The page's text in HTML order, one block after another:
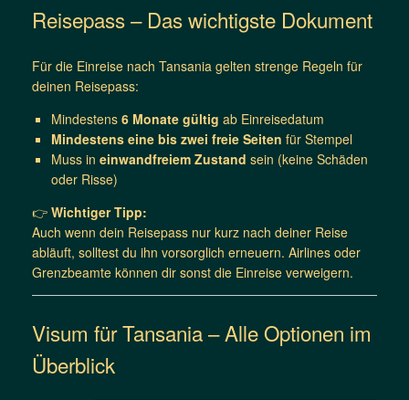
Reisepass – Das wichtigste Dokument
Für die Einreise nach Tansania gelten strenge Regeln für
deinen Reisepass:
Mindestens 6 Monate gültig ab Einreisedatum
Mindestens eine bis zwei freie Seiten für Stempel
Muss in einwandfreiem Zustand sein (keine Schäden
oder Risse)
👉 Wichtiger Tipp:
Auch wenn dein Reisepass nur kurz nach deiner Reise
abläuft, solltest du ihn vorsorglich erneuern. Airlines oder
Grenzbeamte können dir sonst die Einreise verweigern.
Visum für Tansania – Alle Optionen im
Überblick